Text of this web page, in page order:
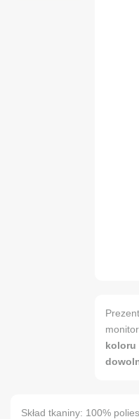
koloru
Skład tkaniny: 100%